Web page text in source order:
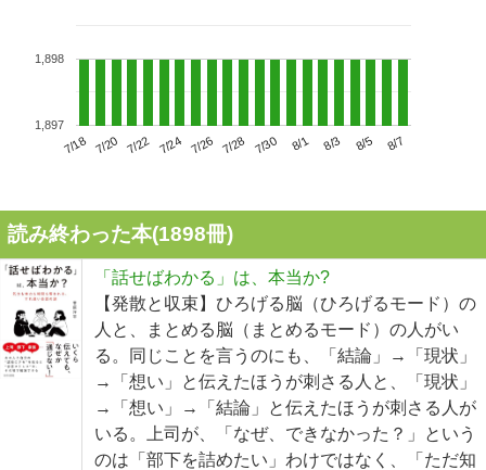
7/18 7/20 7/22 7/24 7/26 7/28 7/30 8/1 8/3 8/5 8/7
1,897
1,898
読み終わった本(1898冊)
「話せばわかる」は、本当か?
【発散と収束】ひろげる脳（ひろげるモード）の
人と、まとめる脳（まとめるモード）の人がい
る。同じことを言うのにも、「結論」→「現状」
→「想い」と伝えたほうが刺さる人と、「現状」
→「想い」→「結論」と伝えたほうが刺さる人が
いる。上司が、「なぜ、できなかった？」という
のは「部下を詰めたい」わけではなく、「ただ知